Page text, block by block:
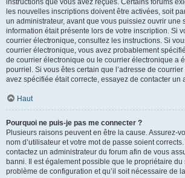
instructions que vous avez reçues. Certains forums
les nouvelles inscriptions doivent être activées, soit
un administrateur, avant que vous puissiez ouvrir une
information était présente lors de votre inscription. Si
courrier électronique, consultez les instructions. Si
courrier électronique, vous avez probablement
de courrier électronique ou le courrier électronique a
pourriel. Si vous êtes certain que l’adresse de
avez spécifiée était correcte, essayez de contacter un
Haut
Pourquoi ne puis-je pas me connecter ?
Plusieurs raisons peuvent en être la cause. Assurez-
nom d’utilisateur et votre mot de passe soient
contactez un administrateur du forum afin de vous
banni. Il est également possible que le propriétaire du
problème de configuration et qu’il soit nécessaire de